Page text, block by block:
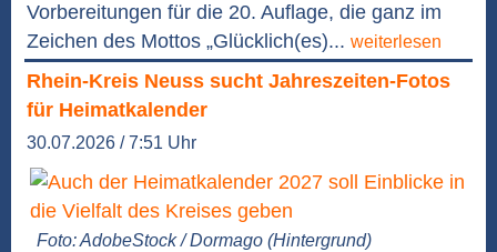
Vorbereitungen für die 20. Auflage, die ganz im
Zeichen des Mottos „Glücklich(es)... weiterlesen
Rhein-Kreis Neuss sucht Jahreszeiten-Fotos
für Heimatkalender
30.07.2026 / 7:51 Uhr
Foto: AdobeStock / Dormago (Hintergrund)